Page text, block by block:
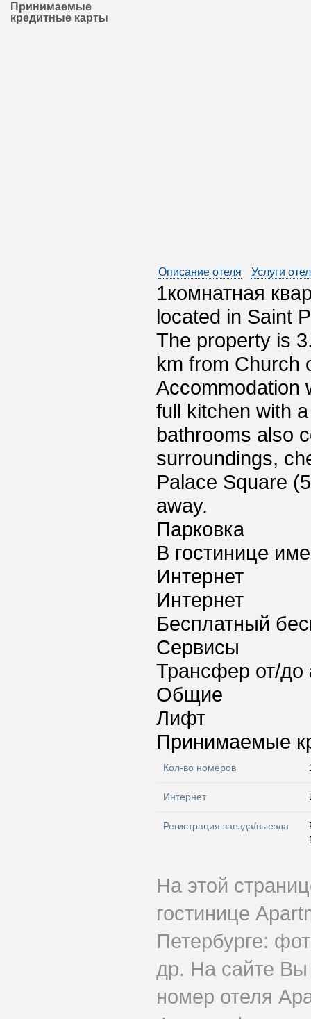
Принимаемые
кредитные карты
Описание отеля Услуги
1комнатная
located in Saint
The property is
km from Church
Accommodation
full kitchen with
bathrooms also
surroundings,
Palace Square
away.
Парковка
В гостинице
Интернет
Интернет
Бесплатный
Сервисы
Трансфер от/до
Общие
Лифт
Принимаемые
Кол-во номеров
Интернет
Регистрация заезда/выезда
На этой
гостинице
Петербурге:
др. На сайте Вы
номер отеля